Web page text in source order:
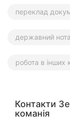
переклад
державний
робота в інших
Контакти
команія